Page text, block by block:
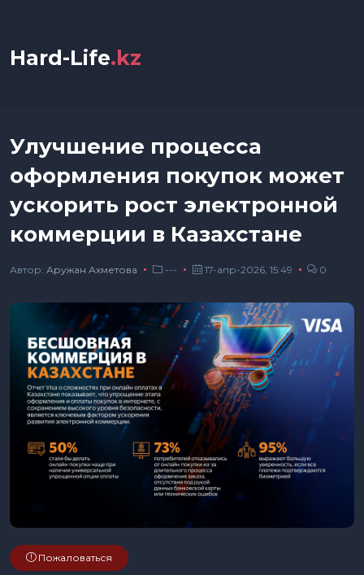
Hard-Life.kz
Улучшение процесса
оформления покупок может
ускорить рост электронной
коммерции в Казахстане
Автор: Аружан Ахметова --- 17-апр-2026, 15:49 0
Пожаловаться